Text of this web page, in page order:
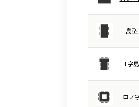
島型
T字島
ロノ